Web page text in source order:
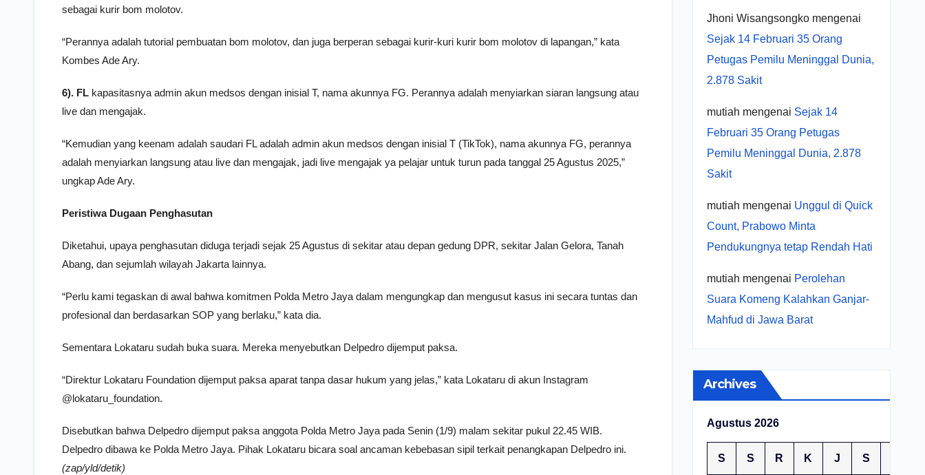
sebagai kurir bom molotov.
“Perannya adalah tutorial pembuatan bom molotov, dan juga berperan sebagai kurir-kuri kurir bom molotov di lapangan,” kata
Kombes Ade Ary.
6). FL kapasitasnya admin akun medsos dengan inisial T, nama akunnya FG. Perannya adalah menyiarkan siaran langsung atau
live dan mengajak.
“Kemudian yang keenam adalah saudari FL adalah admin akun medsos dengan inisial T (TikTok), nama akunnya FG, perannya
adalah menyiarkan langsung atau live dan mengajak, jadi live mengajak ya pelajar untuk turun pada tanggal 25 Agustus 2025,”
ungkap Ade Ary.
Peristiwa Dugaan Penghasutan
Diketahui, upaya penghasutan diduga terjadi sejak 25 Agustus di sekitar atau depan gedung DPR, sekitar Jalan Gelora, Tanah
Abang, dan sejumlah wilayah Jakarta lainnya.
“Perlu kami tegaskan di awal bahwa komitmen Polda Metro Jaya dalam mengungkap dan mengusut kasus ini secara tuntas dan
profesional dan berdasarkan SOP yang berlaku,” kata dia.
Sementara Lokataru sudah buka suara. Mereka menyebutkan Delpedro dijemput paksa.
“Direktur Lokataru Foundation dijemput paksa aparat tanpa dasar hukum yang jelas,” kata Lokataru di akun Instagram
@lokataru_foundation.
Disebutkan bahwa Delpedro dijemput paksa anggota Polda Metro Jaya pada Senin (1/9) malam sekitar pukul 22.45 WIB.
Delpedro dibawa ke Polda Metro Jaya. Pihak Lokataru bicara soal ancaman kebebasan sipil terkait penangkapan Delpedro ini.
(zap/yld/detik)
Jhoni Wisangsongkomengenai
Sejak 14 Februari 35 Orang
Petugas Pemilu Meninggal Dunia,
2.878 Sakit
mutiah mengenai Sejak 14
Februari 35 Orang Petugas
Pemilu Meninggal Dunia, 2.878
Sakit
mutiah mengenai Unggul di Quick
Count, Prabowo Minta
Pendukungnya tetap Rendah Hati
mutiah mengenai Perolehan
Suara Komeng Kalahkan Ganjar-
Mahfud di Jawa Barat
Archives
Agustus 2026
S S R K J S